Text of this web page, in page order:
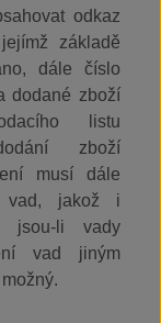
odkaz
základě
dále číslo
dodané zboží
listu
zboží
musí dále
vad, jakož i
jsou-li vady
vad jiným